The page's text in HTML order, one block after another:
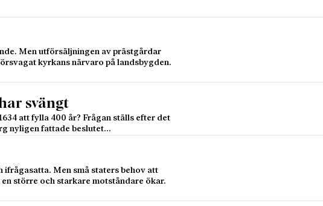
Men utförsäljningen av prästgårdar
kyrkans närvaro på landsbygden.
svängt
att fylla 400 år? Frågan ställs efter det
nyligen fattade beslutet…
ifrågasatta. Men små staters behov att
större och starkare motståndare ökar.